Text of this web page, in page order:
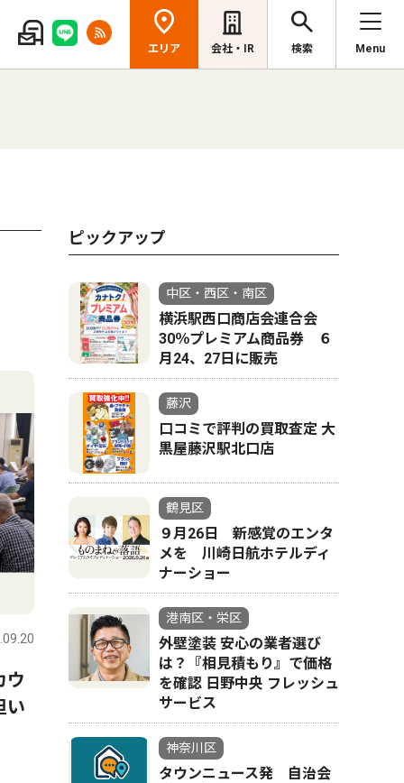
エリア 会社・IR 検索 Menu
ウ
い
ピックアップ
中区・西区・南区
横浜駅西口商店会連合会
30％プレミアム商品券 ６
月24、27日に販売
藤沢
口コミで評判の買取査定 大
黒屋藤沢駅北口店
鶴見区
９月26日 新感覚のエンタ
メを 川崎日航ホテルディ
ナーショー
港南区・栄区
外壁塗装 安心の業者選び
は？『相見積もり』で価格
を確認 日野中央 フレッシュ
サービス
神奈川区
タウンニュース発 自治会